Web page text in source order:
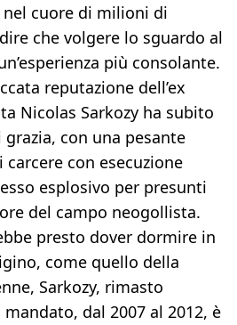
cuore di milioni di
che volgere lo sguardo al
più consolante.
reputazione dell’ex
Nicolas Sarkozy ha subito
con una pesante
con esecuzione
esplosivo per presunti
del campo neogollista.
presto dover dormire in
come quello della
Sarkozy, rimasto
mandato, dal 2007 al 2012, è